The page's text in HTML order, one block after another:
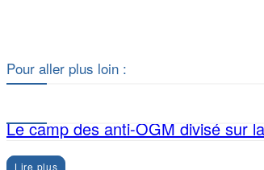
Pour aller plus loin :
Le camp des anti-OGM divisé sur
Lire plus